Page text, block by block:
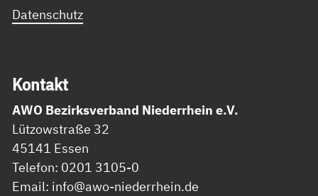
Datenschutz
Kon­takt
AWO Bezirksverband Niederrhein e.V.
Lützowstraße 32
45141 Essen
Telefon: 0201 3105-0
Email: info@awo-niederrhein.de